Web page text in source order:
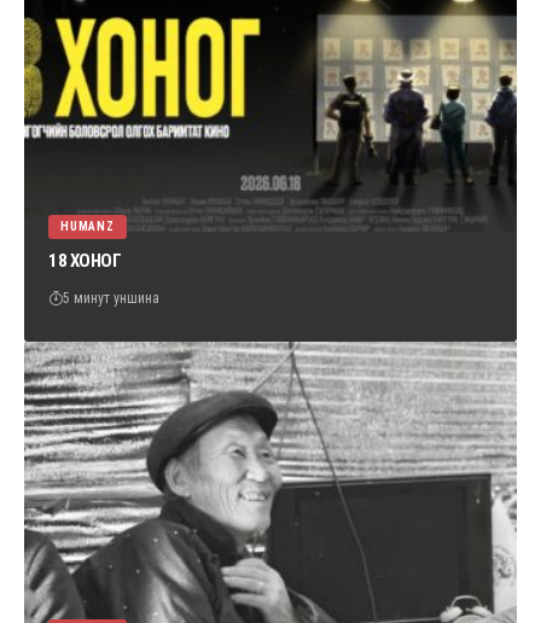
Humanz
ТОМЧУУДААС АСУУЯ #28 ХУУЛЬЧ
Г.ЭРДЭНЭБАТ
Humanz
HUMANZ
18 ХОНОГ
5 минут уншина